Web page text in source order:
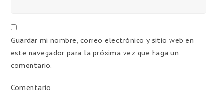
Guardar mi nombre, correo electrónico y sitio web en
este navegador para la próxima vez que haga un
comentario.
Comentario